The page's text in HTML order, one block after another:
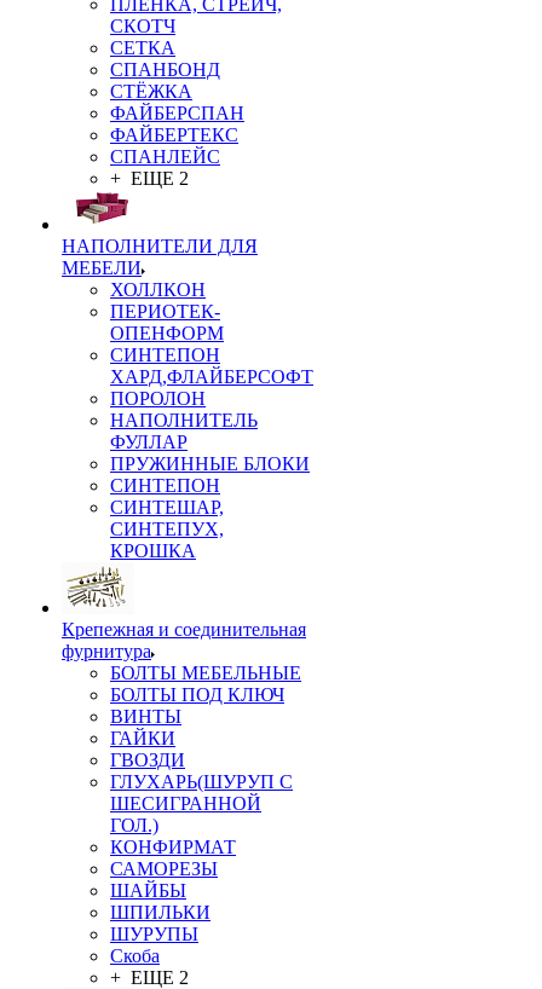
ПЛЁНКА, СТРЕЙЧ,
СКОТЧ
СЕТКА
СПАНБОНД
СТЁЖКА
ФАЙБЕРСПАН
ФАЙБЕРТЕКС
СПАНЛЕЙС
+ ЕЩЕ 2
НАПОЛНИТЕЛИ ДЛЯ
МЕБЕЛИ
ХОЛЛКОН
ПЕРИОТЕК-
ОПЕНФОРМ
СИНТЕПОН
ХАРД,ФЛАЙБЕРСОФТ
ПОРОЛОН
НАПОЛНИТЕЛЬ
ФУЛЛАР
ПРУЖИННЫЕ БЛОКИ
СИНТЕПОН
СИНТЕШАР,
СИНТЕПУХ,
КРОШКА
Крепежная и соединительная
фурнитура
БОЛТЫ МЕБЕЛЬНЫЕ
БОЛТЫ ПОД КЛЮЧ
ВИНТЫ
ГАЙКИ
ГВОЗДИ
ГЛУХАРЬ(ШУРУП С
ШЕСИГРАННОЙ
ГОЛ.)
КОНФИРМАТ
САМОРЕЗЫ
ШАЙБЫ
ШПИЛЬКИ
ШУРУПЫ
Скоба
+ ЕЩЕ 2